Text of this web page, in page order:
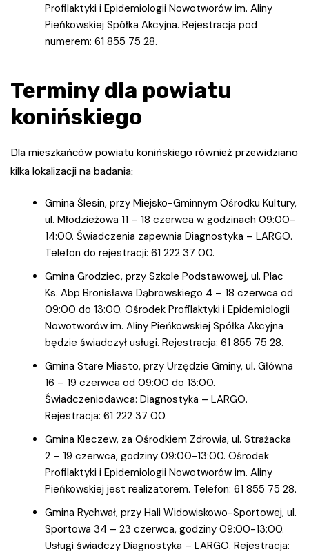
Profilaktyki i Epidemiologii Nowotworów im. Aliny
Pieńkowskiej Spółka Akcyjna. Rejestracja pod
numerem: 61 855 75 28.
Terminy dla powiatu
konińskiego
Dla mieszkańców powiatu konińskiego również przewidziano
kilka lokalizacji na badania:
Gmina Ślesin, przy Miejsko-Gminnym Ośrodku Kultury,
ul. Młodzieżowa 11 – 18 czerwca w godzinach 09:00-
14:00. Świadczenia zapewnia Diagnostyka – LARGO.
Telefon do rejestracji: 61 222 37 00.
Gmina Grodziec, przy Szkole Podstawowej, ul. Plac
Ks. Abp Bronisława Dąbrowskiego 4 – 18 czerwca od
09:00 do 13:00. Ośrodek Profilaktyki i Epidemiologii
Nowotworów im. Aliny Pieńkowskiej Spółka Akcyjna
będzie świadczył usługi. Rejestracja: 61 855 75 28.
Gmina Stare Miasto, przy Urzędzie Gminy, ul. Główna
16 – 19 czerwca od 09:00 do 13:00.
Świadczeniodawca: Diagnostyka – LARGO.
Rejestracja: 61 222 37 00.
Gmina Kleczew, za Ośrodkiem Zdrowia, ul. Strażacka
2 – 19 czerwca, godziny 09:00-13:00. Ośrodek
Profilaktyki i Epidemiologii Nowotworów im. Aliny
Pieńkowskiej jest realizatorem. Telefon: 61 855 75 28.
Gmina Rychwał, przy Hali Widowiskowo-Sportowej, ul.
Sportowa 34 – 23 czerwca, godziny 09:00-13:00.
Usługi świadczy Diagnostyka – LARGO. Rejestracja: